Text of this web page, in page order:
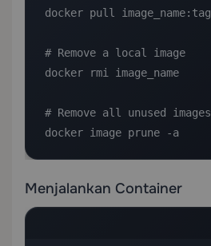
docker pull image_name:tag
# Remove a local image
docker rmi image_name
# Remove all unused images
docker image prune -a
Menjalankan Container